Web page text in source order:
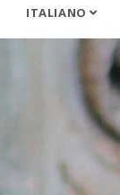
ITALIANO